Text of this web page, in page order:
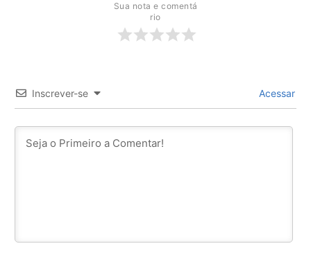
Sua nota e comentá
rio
Inscrever-se Acessar